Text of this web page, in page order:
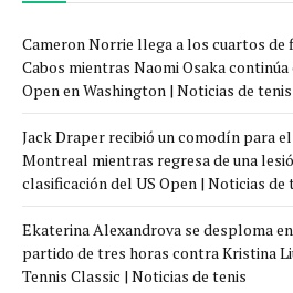
Cameron Norrie llega a los cuartos de
Cabos mientras Naomi Osaka continúa
Open en Washington | Noticias de tenis
Jack Draper recibió un comodín para
Montreal mientras regresa de una
clasificación del US Open | Noticias de
Ekaterina Alexandrova se desploma
partido de tres horas contra Kristina
Tennis Classic | Noticias de tenis